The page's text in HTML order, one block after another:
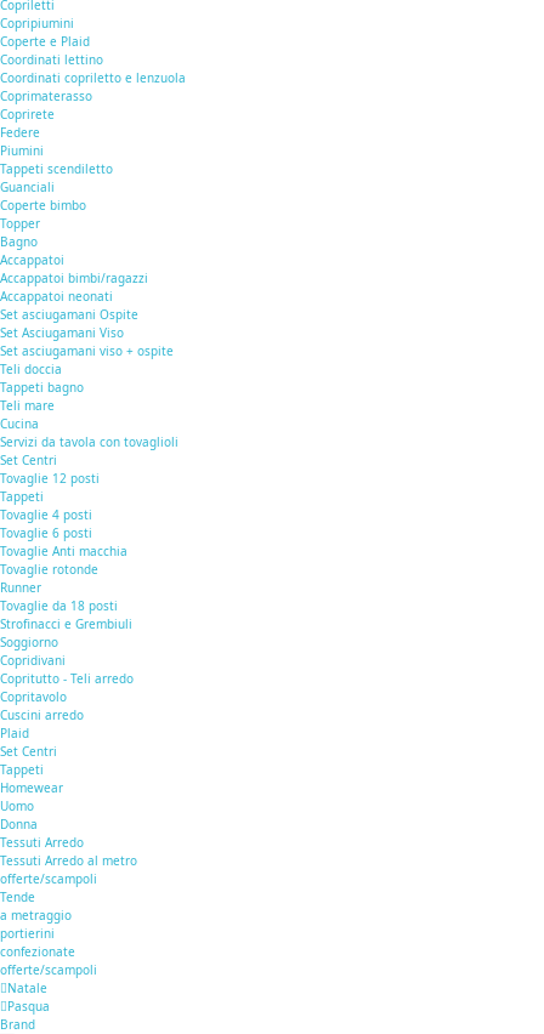
Copriletti
Copripiumini
Coperte e Plaid
Coordinati lettino
Coordinati copriletto e lenzuola
Coprimaterasso
Coprirete
Federe
Piumini
Tappeti scendiletto
Guanciali
Coperte bimbo
Topper
Bagno
Accappatoi
Accappatoi bimbi/ragazzi
Accappatoi neonati
Set asciugamani Ospite
Set Asciugamani Viso
Set asciugamani viso + ospite
Teli doccia
Tappeti bagno
Teli mare
Cucina
Servizi da tavola con tovaglioli
Set Centri
Tovaglie 12 posti
Tappeti
Tovaglie 4 posti
Tovaglie 6 posti
Tovaglie Anti macchia
Tovaglie rotonde
Runner
Tovaglie da 18 posti
Strofinacci e Grembiuli
Soggiorno
Copridivani
Copritutto - Teli arredo
Copritavolo
Cuscini arredo
Plaid
Set Centri
Tappeti
Homewear
Uomo
Donna
Tessuti Arredo
Tessuti Arredo al metro
offerte/scampoli
Tende
a metraggio
portierini
confezionate
offerte/scampoli
Natale
Pasqua
Brand